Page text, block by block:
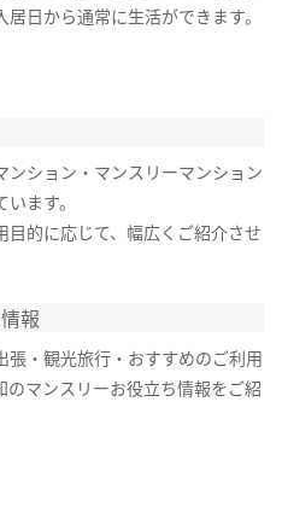
居日から通常に生活ができます。
ンション・マンスリーマンション
ます。
目的に応じて、幅広くご紹介させ
報
張・観光旅行・おすすめのご利用
のマンスリーお役立ち情報をご紹